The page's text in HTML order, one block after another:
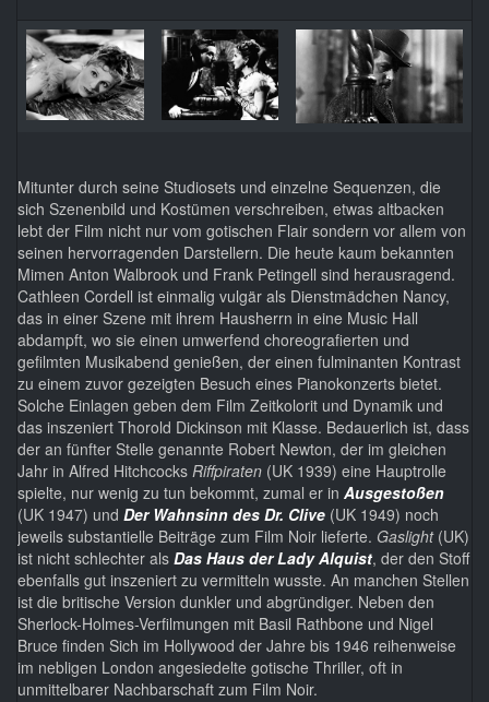
Mitunter durch seine Studiosets und einzelne Sequenzen, die
sich Szenenbild und Kostümen verschreiben, etwas altbacken
lebt der Film nicht nur vom gotischen Flair sondern vor allem von
seinen hervorragenden Darstellern. Die heute kaum bekannten
Mimen Anton Walbrook und Frank Petingell sind herausragend.
Cathleen Cordell ist einmalig vulgär als Dienstmädchen Nancy,
das in einer Szene mit ihrem Hausherrn in eine Music Hall
abdampft, wo sie einen umwerfend choreografierten und
gefilmten Musikabend genießen, der einen fulminanten Kontrast
zu einem zuvor gezeigten Besuch eines Pianokonzerts bietet.
Solche Einlagen geben dem Film Zeitkolorit und Dynamik und
das inszeniert Thorold Dickinson mit Klasse. Bedauerlich ist, dass
der an fünfter Stelle genannte Robert Newton, der im gleichen
Jahr in Alfred Hitchcocks Riffpiraten (UK 1939) eine Hauptrolle
spielte, nur wenig zu tun bekommt, zumal er in Ausgestoßen
(UK 1947) und Der Wahnsinn des Dr. Clive (UK 1949) noch
jeweils substantielle Beiträge zum Film Noir lieferte. Gaslight(UK)
ist nicht schlechter als Das Haus der Lady Alquist, der den Stoff
ebenfalls gut inszeniert zu vermitteln wusste. An manchen Stellen
ist die britische Version dunkler und abgründiger. Neben den
Sherlock-Holmes-Verfilmungen mit Basil Rathbone und Nigel
Bruce finden Sich im Hollywood der Jahre bis 1946 reihenweise
im nebligen London angesiedelte gotische Thriller, oft in
unmittelbarer Nachbarschaft zum Film Noir.